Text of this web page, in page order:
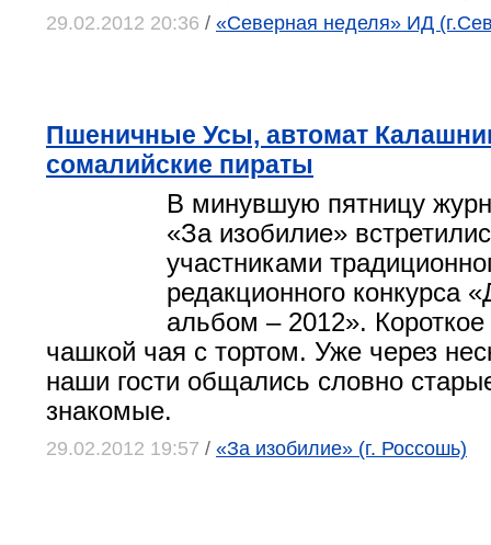
29.02.2012 20:36 / «Северная неделя» ИД
Пшеничные Усы, автомат
сомалийские пираты
В минувшую пятницу
«За изобилие»
участниками
редакционного конкурса
альбом – 2012».
чашкой чая с тортом. Уже через
наши гости общались словно
знакомые.
29.02.2012 19:57 / «За изобилие» (г. Россошь)